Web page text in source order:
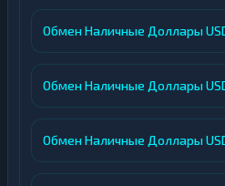
Обмен Наличные Доллары
Обмен Наличные Доллары
Обмен Наличные Доллары